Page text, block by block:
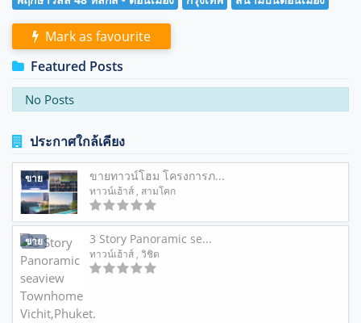
Mark as favourite
Featured Posts
No Posts
ประกาศใกล้เคียง
ขาย ขายทาวน์โฮม โครงการภ...
ทาวน์เฮ้าส์ , สามโคก
ขาย 3 Story Panoramic se...
ทาวน์เฮ้าส์ , วิชิต